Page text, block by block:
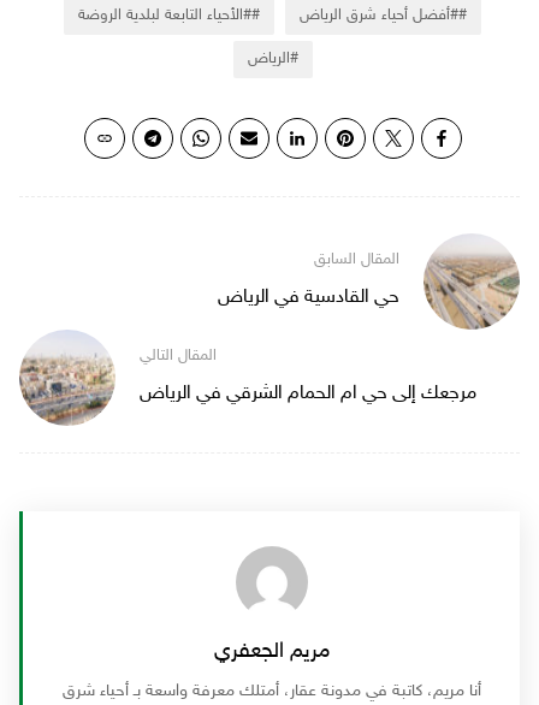
#أفضل أحياء شرق الرياض #الأحياء التابعة لبلدية الروضة
الرياض
حي القادسية في الرياض
مرجعك إلى حي ام الحمام الشرقي في الرياض
مريم الجعفري
أنا مريم، كاتبة في مدونة عقار، أمتلك معرفة واسعة بـ أحياء شرق